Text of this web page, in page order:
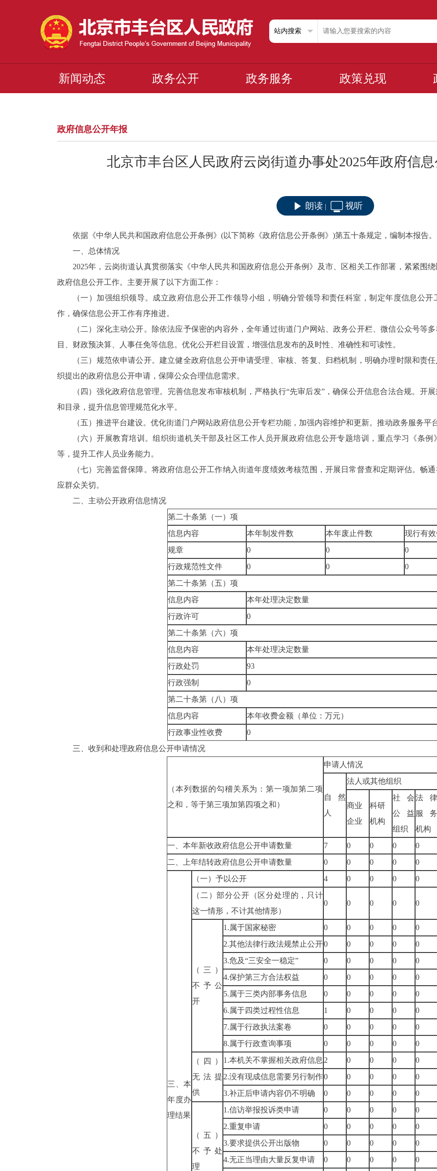
新闻动态 政务公开 政务服务 政策兑现
政府信息公开年报
北京市丰台区人民政府云岗街道办事处2025年政府信
朗读 视听
依据《中华人民共和国政府信息公开条例》 (以下简称《政府信息公开条例》 )第五十条规定，编制本报告。
一、总体情况
2025年，云岗街道认真贯彻落实《中华人民共和国政府信息公开条例》及市、区相关工作部署，紧紧围
政府信息公开工作。主要开展了以下方面工作：
（一）加强组织领导。 成立政府信息公开工作领导小组，明确分管领导和责任科室，制定年度信息公
作，确保信息公开工作有序推进。
（二）深化主动公开。
除依法应予保密的内容外，全年通过街道门户网站、政务公开栏、微信公众号等
目、财政预决算、人事任免等信息。优化公开栏目设置，增强信息发布的及时性、准确性和可读性。
（三）规范依申请公开。建立健全政府信息公开申请受理、审核、答复、归档机制，明确办理时限和责
织提出的政府信息公开申请，保障公众合理信息需求。
（四）强化政府信息管理。 完善信息发布审核机制，严格执行“先审后发”，确保公开信息合法合规。开
和目录，提升信息管理规范化水平。
（五）推进平台建设。 优化街道门户网站政府信息公开专栏功能，加强内容维护和更新。推动政务服务平
（六）开展教育培训。组织街道机关干部及社区工作人员开展政府信息公开专题培训，重点学习《条
等，提升工作人员业务能力。
（七）完善监督保障。 将政府信息公开工作纳入街道年度绩效考核范围，开展日常督查和定期评估。畅
应群众关切。
二、 主动公开政府信息情况
第二十条第（一）项
信息内容
本年制发件数 本年废止件数 现行有
规章
0 0
0
行政规范性文件
0 0
0
第二十条第（五）项
信息内容
本年处理决定数量
行政许可
0
第二十条第（六）项
信息内容
本年处理决定数量
行政处罚
93
行政强制
0
第二十条第（八）项
信息内容
本年收费金额（单位：万元）
行政事业性收费
0
三、 收到和处理政府信息公开申请情况
（本列数据的勾稽关系为：第一项加第二项
之和，等于第三项加第四项之和）
申请人情况
自然
人
法人或其他组织
商业
企业
科研
机构
社会
公益
组织
法律
服务
机构
一、本年新收政府信息公开申请数量 7 0 0 0 0
二、上年结转政府信息公开申请数量
0 0 0 0 0
三、本
年度办
理结果
（一）予以公开 4 0 0 0 0
（二）部分公开（区分处理的，只计
这一情形，不计其他情形）
0 0 0 0 0
（三）
不予公
开
1.属于国家秘密 0 0 0 0 0
2.其他法律行政法规禁止公开0 0 0 0 0
3.危及“三安全一稳定” 0 0 0 0 0
4.保护第三方合法权益 0 0 0 0 0
5.属于三类内部事务信息 0 0 0 0 0
6.属于四类过程性信息 1 0 0 0 0
7.属于行政执法案卷 0 0 0 0 0
8.属于行政查询事项 0 0 0 0 0
（四）
无法提
供
1.本机关不掌握相关政府信息 2 0 0 0 0
2.没有现成信息需要另行制作0 0 0 0 0
3.补正后申请内容仍不明确 0 0 0 0 0
（五）
不予处
理
1.信访举报投诉类申请 0 0 0 0 0
2.重复申请 0 0 0 0 0
3.要求提供公开出版物 0 0 0 0 0
4.无正当理由大量反复申请 0 0 0 0 0